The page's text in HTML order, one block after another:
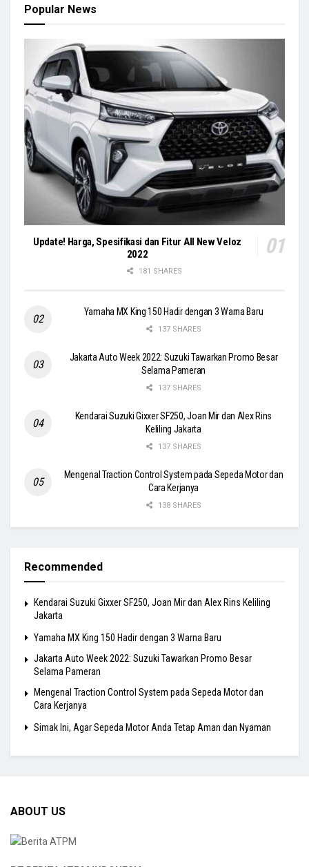
Popular News
Update! Harga, Spesifikasi dan Fitur All New Veloz
2022
181 SHARES
Yamaha MX King 150 Hadir dengan 3 Warna Baru
137 SHARES
Jakarta Auto Week 2022: Suzuki Tawarkan Promo Besar
Selama Pameran
137 SHARES
Kendarai Suzuki Gixxer SF250, Joan Mir dan Alex Rins
Keliling Jakarta
137 SHARES
Mengenal Traction Control System pada Sepeda Motor dan
Cara Kerjanya
138 SHARES
Recommended
Kendarai Suzuki Gixxer SF250, Joan Mir dan Alex Rins Keliling
Jakarta
Yamaha MX King 150 Hadir dengan 3 Warna Baru
Jakarta Auto Week 2022: Suzuki Tawarkan Promo Besar
Selama Pameran
Mengenal Traction Control System pada Sepeda Motor dan
Cara Kerjanya
Simak Ini, Agar Sepeda Motor Anda Tetap Aman dan Nyaman
ABOUT US